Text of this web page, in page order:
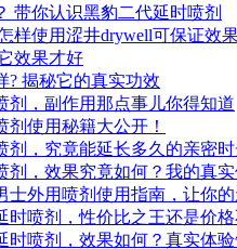
带你认识黑豹二代延时喷剂
样使用涩井drywell可保证效
效果才好
? 揭秘它的真实功效
剂，副作用那点事儿你得知道
使用秘籍大公开！
剂，究竟能延长多久的亲密时
，效果究竟如何？我的真实
外用喷剂使用指南，让你的
喷剂，性价比之王还是价格
喷剂，效果如何？真实体验